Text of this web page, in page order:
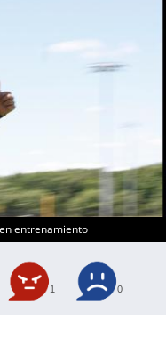
entrenamiento
1 0